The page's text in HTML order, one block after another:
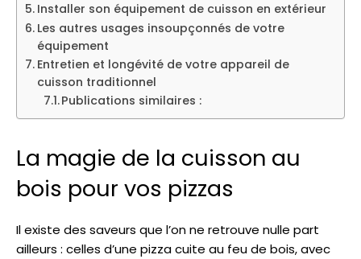
Installer son équipement de cuisson en extérieur
Les autres usages insoupçonnés de votre
équipement
Entretien et longévité de votre appareil de
cuisson traditionnel
Publications similaires :
La magie de la cuisson au
bois pour vos pizzas
Il existe des saveurs que l’on ne retrouve nulle part
ailleurs : celles d’une pizza cuite au feu de bois, avec